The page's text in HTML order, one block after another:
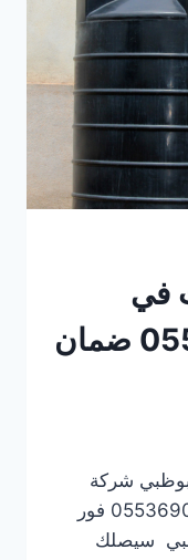
في
ابوظبي 0553690604 ضمان
شركة
تنظيف خزانات في ابوظبي 0553690604 فور
سيصلك